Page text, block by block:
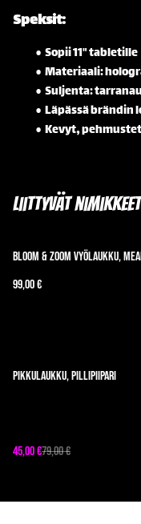
Speksit:
Sopii 11" tabletille
Materiaali:
Suljenta:
Läpässä brändin
Kevyt,
Liittyvät nimikkeet
Bloom & Zoom Vyölaukku,
99,00 €
%
Pikkulaukku, pillipiipari
45,00 €79,00 €